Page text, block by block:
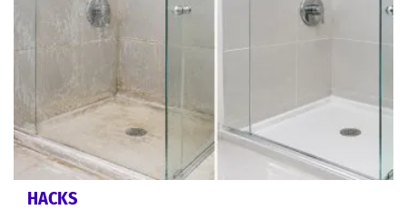
HACKS